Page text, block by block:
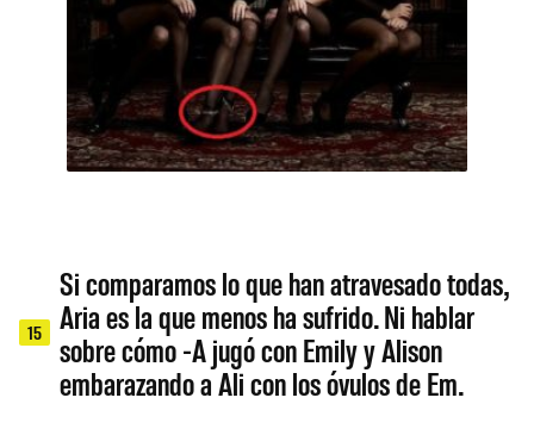
15
Si comparamos lo que han atravesado todas,
Aria es la que menos ha sufrido. Ni hablar
sobre cómo -A jugó con Emily y Alison
embarazando a Ali con los óvulos de Em.